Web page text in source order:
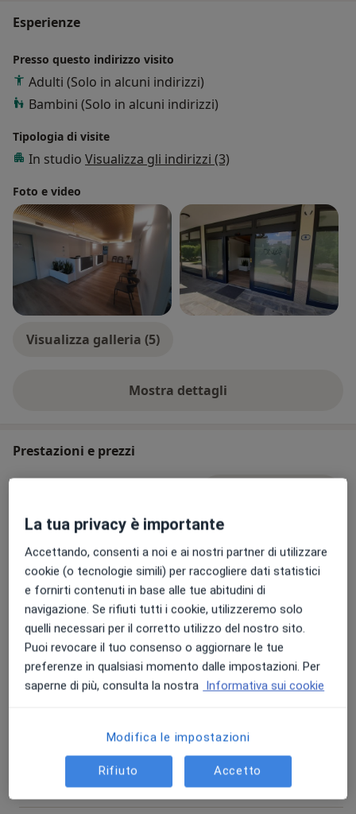
Esperienze
Presso questo indirizzo visito
Adulti (Solo in alcuni indirizzi)
Bambini (Solo in alcuni indirizzi)
Tipologia di visite
In studio Visualizza gli indirizzi (3)
Foto e video
Visualizza galleria (5)
Mostra dettagli
sull'esperienza
Prestazioni e prezzi
Visita oculistica
120 € Dettagli Prenota una visita
Esame del fondo oculare
75 € Prenota una visita
Esame del fundus oculi
Esame OCT (tomografia ottica
computerizzata)
100 € - 120 € Dettagli
Prenota una visita
La tua privacy è importante
Accettando, consenti a noi e ai nostri partner di utilizzare
cookie (o tecnologie simili) per raccogliere dati statistici
e fornirti contenuti in base alle tue abitudini di
navigazione. Se rifiuti tutti i cookie, utilizzeremo solo
quelli necessari per il corretto utilizzo del nostro sito.
Puoi revocare il tuo consenso o aggiornare le tue
preferenze in qualsiasi momento dalle impostazioni. Per
saperne di più, consulta la nostra Informativa sui cookie
Modifica le impostazioni
Rifiuto Accetto